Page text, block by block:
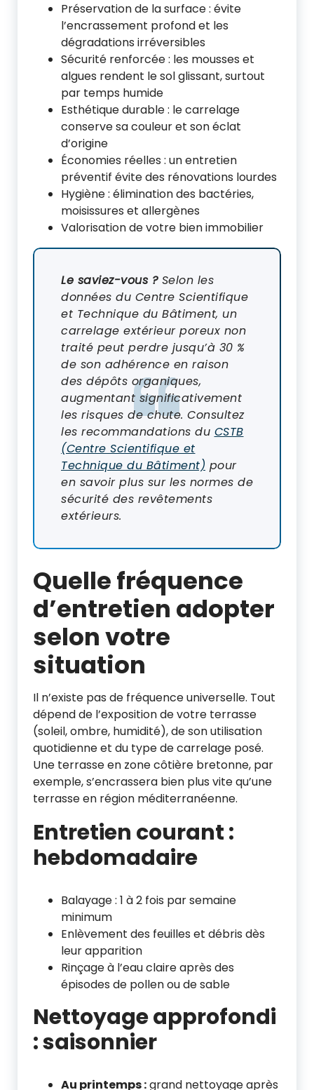
Préservation de la surface : évite
l’encrassement profond et les
dégradations irréversibles
Sécurité renforcée : les mousses et
algues rendent le sol glissant, surtout
par temps humide
Esthétique durable : le carrelage
conserve sa couleur et son éclat
d’origine
Économies réelles : un entretien
préventif évite des rénovations lourdes
Hygiène : élimination des bactéries,
moisissures et allergènes
Valorisation de votre bien immobilier
Le saviez-vous ?Selon les
données du Centre Scientifique
et Technique du Bâtiment, un
carrelage extérieur poreux non
traité peut perdre jusqu’à 30 %
de son adhérence en raison
des dépôts organiques,
augmentant significativement
les risques de chute. Consultez
les recommandations du CSTB
(Centre Scientifique et
Technique du Bâtiment) pour
en savoir plus sur les normes de
sécurité des revêtements
extérieurs.
Quelle fréquence
d’entretien adopter
selon votre
situation
Il n’existe pas de fréquence universelle. Tout
dépend de l’exposition de votre terrasse
(soleil, ombre, humidité), de son utilisation
quotidienne et du type de carrelage posé.
Une terrasse en zone côtière bretonne, par
exemple, s’encrassera bien plus vite qu’une
terrasse en région méditerranéenne.
Entretien courant :
hebdomadaire
Balayage : 1 à 2 fois par semaine
minimum
Enlèvement des feuilles et débris dès
leur apparition
Rinçage à l’eau claire après des
épisodes de pollen ou de sable
Nettoyage approfondi
: saisonnier
Au printemps :grand nettoyage après